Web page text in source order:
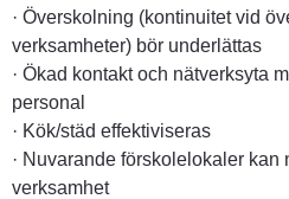
· Överskolning (kontinuitet vid
verksamheter) bör underlättas
· Ökad kontakt och nätverksyta
personal
· Kök/städ effektiviseras
· Nuvarande förskolelokaler kan
verksamhet